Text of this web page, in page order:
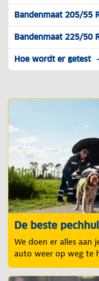
Bandenmaat 205/55
Bandenmaat 225/50
Hoe wordt er getest
De beste
We doen er alles aan
auto weer op weg te